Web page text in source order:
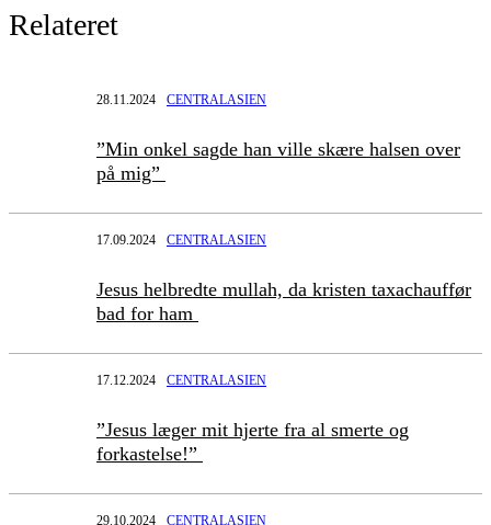
Relateret
28.11.2024 CENTRALASIEN
”Min onkel sagde han ville skære halsen over
på mig”
17.09.2024 CENTRALASIEN
Jesus helbredte mullah, da kristen taxachauffør
bad for ham
17.12.2024 CENTRALASIEN
”Jesus læger mit hjerte fra al smerte og
forkastelse!”
29.10.2024 CENTRALASIEN